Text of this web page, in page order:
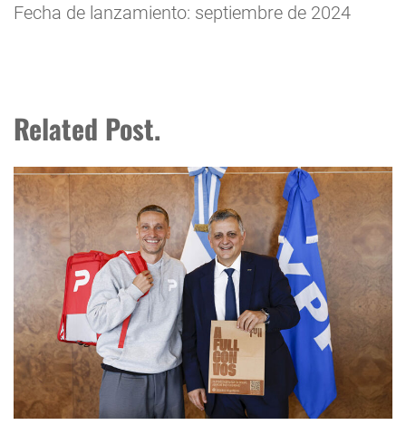
Fecha de lanzamiento: septiembre de 2024
Related Post.